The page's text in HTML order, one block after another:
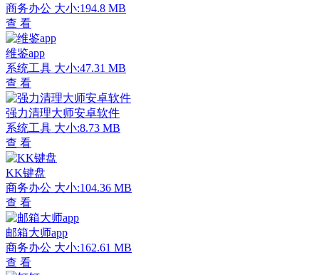
商务办公 大小:194.8 MB
查 看
维鉴app
系统工具 大小:47.31 MB
查 看
强力清理大师安卓软件
系统工具 大小:8.73 MB
查 看
KK键盘
商务办公 大小:104.36 MB
查 看
邮箱大师app
商务办公 大小:162.61 MB
查 看